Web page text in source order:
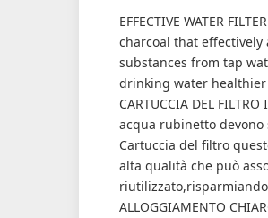
EFFECTIVE WATER
charcoal that
substances from tap
drinking water healthier
CARTUCCIA DEL
acqua rubinetto devono
Cartuccia del filtro
alta qualità che può
ALLOGGIAMENTO